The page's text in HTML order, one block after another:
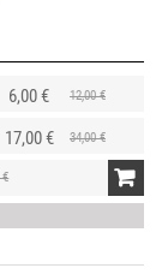
6,00 € 12,00 €
17,00 € 34,00 €
€